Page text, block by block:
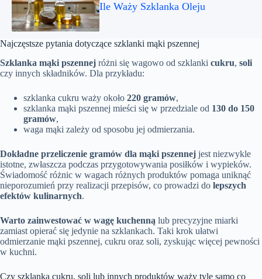
Ile Waży Szklanka Oleju
Najczęstsze pytania dotyczące szklanki mąki pszennej
Szklanka mąki pszennej różni się wagowo od szklanki cukru, soli
czy innych składników. Dla przykładu:
szklanka cukru waży około 220 gramów,
szklanka mąki pszennej mieści się w przedziale od 130 do 150
gramów,
waga mąki zależy od sposobu jej odmierzania.
Dokładne przeliczenie gramów dla mąki pszennej jest niezwykle
istotne, zwłaszcza podczas przygotowywania posiłków i wypieków.
Świadomość różnic w wagach różnych produktów pomaga uniknąć
nieporozumień przy realizacji przepisów, co prowadzi do lepszych
efektów kulinarnych.
Warto zainwestować w wagę kuchenną lub precyzyjne miarki
zamiast opierać się jedynie na szklankach. Taki krok ułatwi
odmierzanie mąki pszennej, cukru oraz soli, zyskując więcej pewności
w kuchni.
Czy szklanka cukru, soli lub innych produktów waży tyle samo co